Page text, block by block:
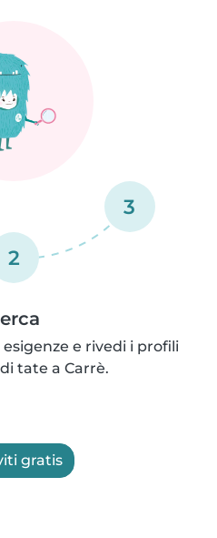
2
3
e rivedi i profili
tate a Carrè.
gratis